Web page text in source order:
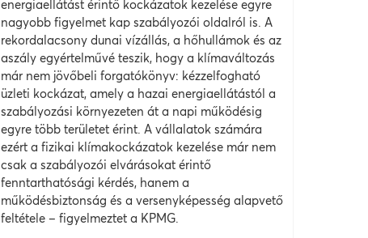
energiaellátást érintő kockázatok kezelése egyre
nagyobb figyelmet kap szabályozói oldalról is. A
rekordalacsony dunai vízállás, a hőhullámok és az
aszály egyértelművé teszik, hogy a klímaváltozás
már nem jövőbeli forgatókönyv: kézzelfogható
üzleti kockázat, amely a hazai energiaellátástól a
szabályozási környezeten át a napi működésig
egyre több területet érint. A vállalatok számára
ezért a fizikai klímakockázatok kezelése már nem
csak a szabályozói elvárásokat érintő
fenntarthatósági kérdés, hanem a
működésbiztonság és a versenyképesség alapvető
feltétele – figyelmeztet a KPMG.